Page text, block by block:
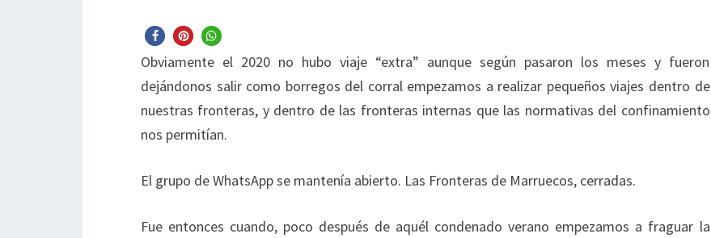
Obviamente el 2020 no hubo viaje “extra” aunque según pasaron los meses y fueron
dejándonos salir como borregos del corral empezamos a realizar pequeños viajes dentro de
nuestras fronteras, y dentro de las fronteras internas que las normativas del confinamiento
nos permitían.
El grupo de WhatsApp se mantenía abierto. Las Fronteras de Marruecos, cerradas.
Fue entonces cuando, poco después de aquél condenado verano empezamos a fraguar la